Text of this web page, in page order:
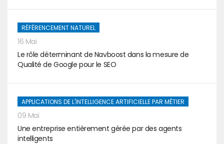
RÉFÉRENCEMENT NATUREL
16 Mai
Le rôle déterminant de Navboost dans la mesure de
Qualité de Google pour le SEO
APPLICATIONS DE L'INTELLIGENCE ARTIFICIELLE PAR MÉTIER
09 Mai
Une entreprise entièrement gérée par des agents
intelligents